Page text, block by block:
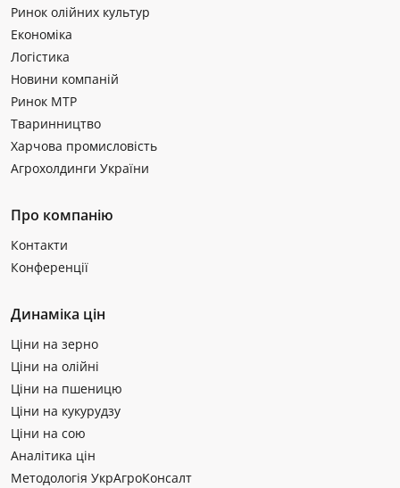
Ринок олійних культур
Економіка
Логістика
Новини компаній
Ринок МТР
Тваринництво
Харчова промисловість
Агрохолдинги України
Про компанію
Контакти
Конференції
Динаміка цін
Ціни на зерно
Ціни на олійні
Ціни на пшеницю
Ціни на кукурудзу
Ціни на сою
Аналітика цін
Методологія УкрАгроКонсалт